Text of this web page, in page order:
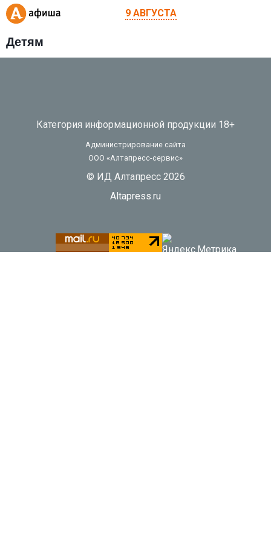
9 АВГУСТА
Детям
Категория информационной продукции 18+
Администрирование сайта
ООО «Алтапресс-сервис»
© ИД Алтапресс 2026
Altapress.ru